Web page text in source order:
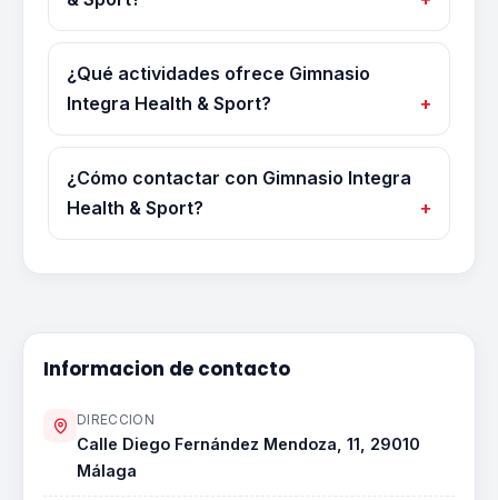
¿Qué actividades ofrece Gimnasio
Integra Health & Sport?
¿Cómo contactar con Gimnasio Integra
Health & Sport?
Informacion de contacto
DIRECCION
Calle Diego Fernández Mendoza, 11, 29010
Málaga